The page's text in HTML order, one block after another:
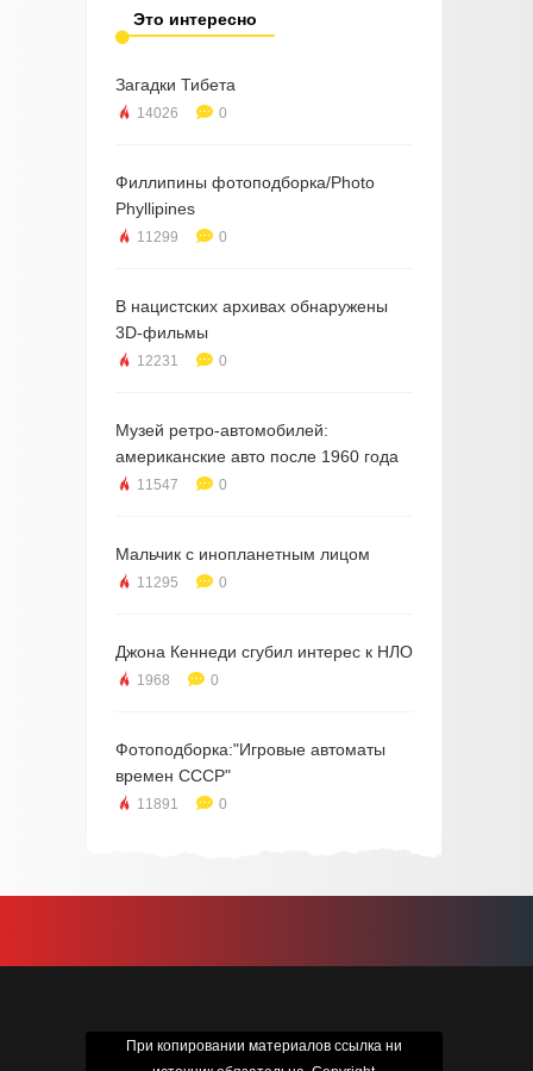
Это интересно
Загадки Тибета
14026 0
Филлипины фотоподборка/Photo
Phyllipines
11299 0
В нацистских архивах обнаружены
3D-фильмы
12231 0
Музей ретро-автомобилей:
американские авто после 1960 года
11547 0
Мальчик с инопланетным лицом
11295 0
Джона Кеннеди сгубил интерес к НЛО
1968 0
Фотоподборка:"Игровые автоматы
времен СССР"
11891 0
При копировании материалов ссылка ни